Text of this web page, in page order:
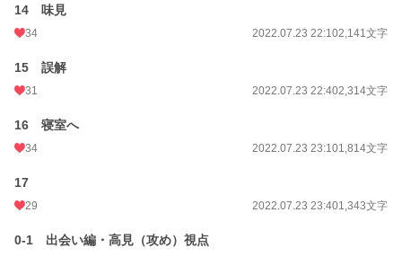
14 味見
34 2022.07.23 22:102,141文字
15 誤解
31 2022.07.23 22:402,314文字
16 寝室へ
34 2022.07.23 23:101,814文字
17
29 2022.07.23 23:401,343文字
0-1 出会い編・高見（攻め）視点